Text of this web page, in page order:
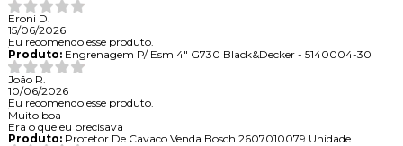
Eroni D.
15/06/2026
Eu recomendo esse produto.
Produto:Engrenagem P/ Esm 4" G730 Black&Decker - 5140004-30
João R.
10/06/2026
Eu recomendo esse produto.
Muito boa
Era o que eu precisava
Produto:Protetor De Cavaco Venda Bosch 2607010079 Unidade